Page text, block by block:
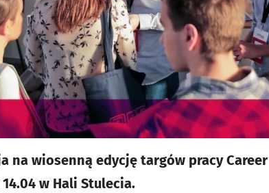
na wiosenną edycję targów pracy
w Hali Stulecia.